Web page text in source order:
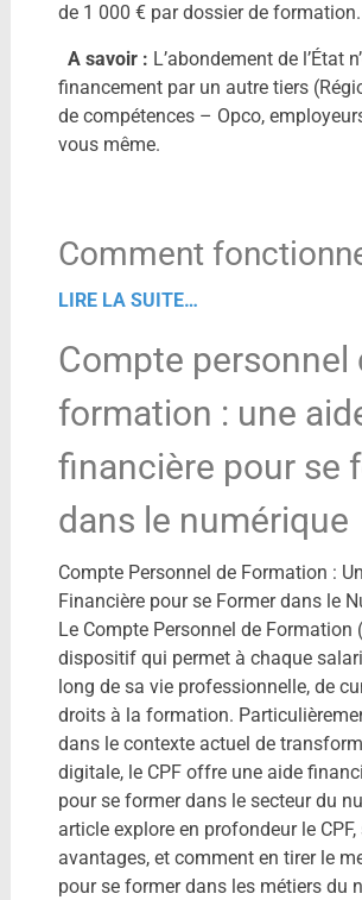
de 1 000 €par dossier de formation.
A savoir : L’abondement de l’État
financement par un autre tiers
de compétences – Opco,
vous même.
Comment
LIRE LA SUITE…
Compte personnel
formation : une
financière pour se
dans le numérique
Compte Personnel de Formation :
Financière pour se Former dans le
Le Compte Personnel de Formation
dispositif qui permet à chaque
long de sa vie professionnelle, de
droits à la formation.
dans le contexte actuel de
digitale, le CPF offre une aide
pour se former dans le secteur du
article explore en profondeur le CPF,
avantages, et comment en tirer le
pour se former dans les métiers du